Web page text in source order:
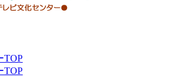
TOP
TOP